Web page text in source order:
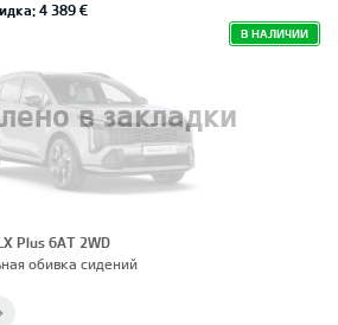
в закладки
4 389 €
В НАЛИЧИИ
Plus 6AT 2WD
обивка сидений